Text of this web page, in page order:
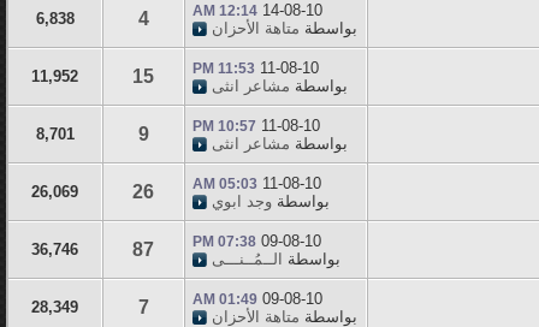
14-08-10
12:14 AM
بواسطة متاهة الأحزان 4
6,838
11-08-10
11:53 PM
بواسطة مشاعر انثى 15
11,952
11-08-10
10:57 PM
بواسطة مشاعر انثى 9
8,701
11-08-10
05:03 AM
بواسطة وجد ابوي 26
26,069
09-08-10
07:38 PM
بواسطة الــمُــنـــى 87
36,746
09-08-10
01:49 AM
بواسطة متاهة الأحزان 7
28,349